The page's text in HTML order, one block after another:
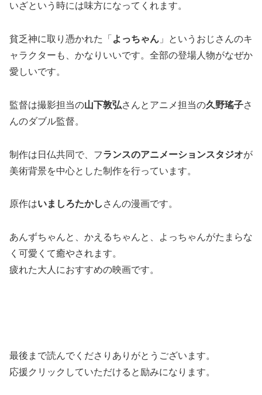
いざという時には味方になってくれます。
貧乏神に取り憑かれた「 よっちゃん 」というおじさんのキ
ャラクターも、かなりいいです。全部の登場人物がなぜか
愛しいです。
監督は撮影担当の山下敦弘さんとアニメ担当の久野瑤子さ
んのダブル監督。
制作は日仏共同で、フランスのアニメーションスタジオが
美術背景を中心とした制作を行っています。
原作はいましろたかし さんの漫画です。
あんずちゃんと、かえるちゃんと、よっちゃんがたまらな
く可愛くて癒やされます。
疲れた大人におすすめの映画です。
最後まで読んでくださりありがとうございます。
応援クリックしていただけると励みになります。